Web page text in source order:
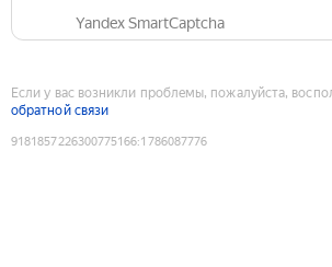
Yandex SmartCaptcha
Если у вас возникли проблемы, пожалуйста,
обратной связи
9181857226300775166:1786087776